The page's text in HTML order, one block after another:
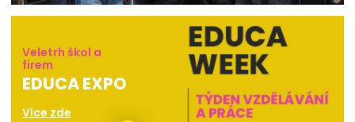
Veletrh škol a
firem
EDUCA EXPO
Více zde